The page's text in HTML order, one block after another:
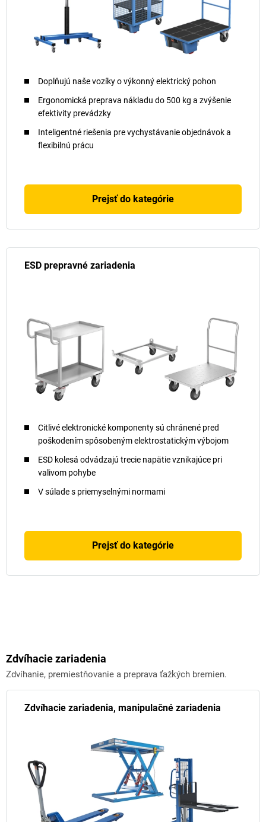
Doplňujú naše vozíky o výkonný elektrický pohon
Ergonomická preprava nákladu do 500 kg a zvýšenie
efektivity prevádzky
Inteligentné riešenia pre vychystávanie objednávok a
flexibilnú prácu
Prejsť do kategórie
ESD prepravné zariadenia
Citlivé elektronické komponenty sú chránené pred
poškodením spôsobeným elektrostatickým výbojom
ESD kolesá odvádzajú trecie napätie vznikajúce pri
valivom pohybe
V súlade s priemyselnými normami
Prejsť do kategórie
Zdvíhacie zariadenia
Zdvíhanie, premiestňovanie a preprava ťažkých bremien.
Zdvíhacie zariadenia, manipulačné zariadenia